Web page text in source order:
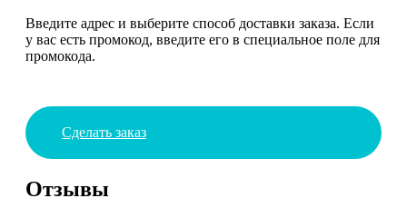
Введите адрес и выберите способ доставки заказа. Если
у вас есть промокод, введите его в специальное поле для
промокода.
Сделать заказ
Отзывы